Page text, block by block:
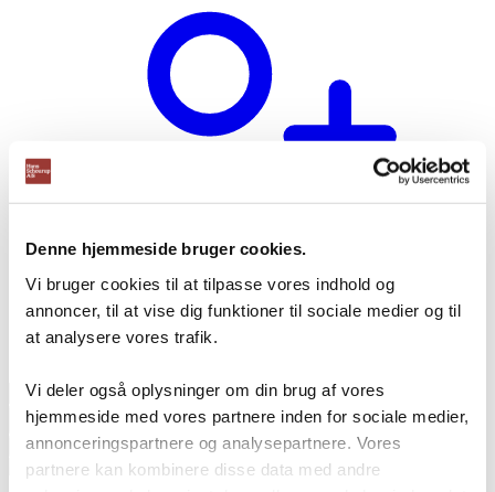
Denne hjemmeside bruger cookies.
Vi bruger cookies til at tilpasse vores indhold og
annoncer, til at vise dig funktioner til sociale medier og til
at analysere vores trafik.
Vi deler også oplysninger om din brug af vores
hjemmeside med vores partnere inden for sociale medier,
annonceringspartnere og analysepartnere. Vores
partnere kan kombinere disse data med andre
Products
search